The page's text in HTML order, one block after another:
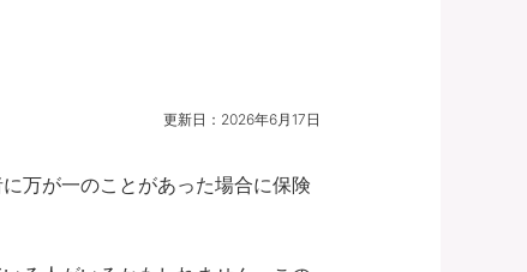
更新日： 2026年6月17日
万が一のことがあった場合に保険